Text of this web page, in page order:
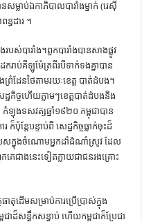
ម្លាប់ឯកាភិបាលបារាំងម្នាក់ (រេស៊ី
ធដារ ។
របស់បារាំង។ពួកបារាំងបានសាងផ្លូវ
ករាប់គីឡូម៉ែត្រពីរបីទាក់ទងគ្នាបាន
រំដែនថៃតាមរយៈខេត្ត បាត់ដំបង។
កិច្ចហើយភ្លាមៗខេត្តបាត់ដំបងនិង
ឡុងទសវត្សឆ្នាំ១៩២០ កម្ពុជាបាន
តែបន្ទាប់ពី សេដ្ឋកិច្ចធ្លាក់ចុះដ៏
េសក្នុងចំណោមអ្នកដាំដំណាំស្រូវ ដែល
ជាងនេះទៀតក្លាយជាជនរងគ្រោះ
តុដើមសម្រាប់ការប្រើប្រាស់ក្នុង
ាដ៏សន្ធឹកសន្ធាប់ ហើយកម្ពុជាក៏ប្រែជា